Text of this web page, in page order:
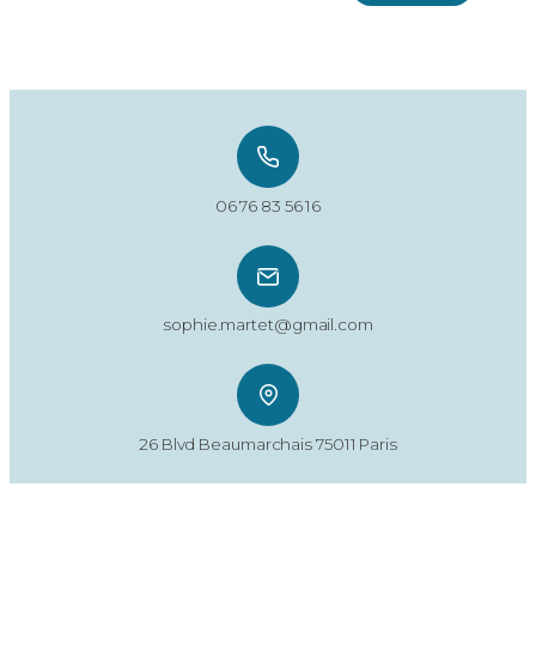
06 76 83 56 16
sophie.martet@gmail.com
26 Blvd Beaumarchais 75011 Paris